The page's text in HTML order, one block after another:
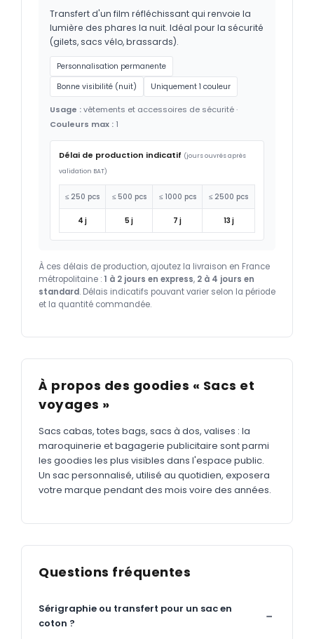
Transfert d'un film réfléchissant qui renvoie la
lumière des phares la nuit. Idéal pour la sécurité
(gilets, sacs vélo, brassards).
Personnalisation permanente
Bonne visibilité (nuit)
Uniquement 1 couleur
Usage :vêtements et accessoires de sécurité ·
Couleurs max : 1
Délai de production indicatif (jours ouvrés après
validation BAT)
≤ 250 pcs ≤ 500 pcs ≤ 1000 pcs ≤ 2500 pcs
4 j 5 j 7 j 13 j
À ces délais de production, ajoutez la livraison en France
métropolitaine : 1 à 2 jours en express, 2 à 4 jours en
standard. Délais indicatifs pouvant varier selon la période
et la quantité commandée.
À propos des goodies « Sacs et
voyages »
Sacs cabas, totes bags, sacs à dos, valises : la
maroquinerie et bagagerie publicitaire sont parmi
les goodies les plus visibles dans l'espace public.
Un sac personnalisé, utilisé au quotidien, exposera
votre marque pendant des mois voire des années.
Questions fréquentes
Sérigraphie ou transfert pour un sac en
coton ?